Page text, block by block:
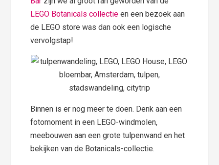
LEGO Botanicals collectie en een bezoek aan
de LEGO store was dan ook een logische
vervolgstap!
Binnen is er nog meer te doen. Denk aan een
fotomoment in een LEGO-windmolen,
meebouwen aan een grote tulpenwand en het
bekijken van de Botanicals-collectie.